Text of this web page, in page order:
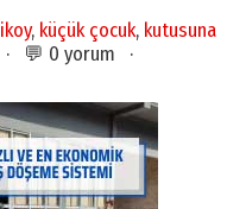
, küçük çocuk, kutusuna
· 💬 0 yorum ·